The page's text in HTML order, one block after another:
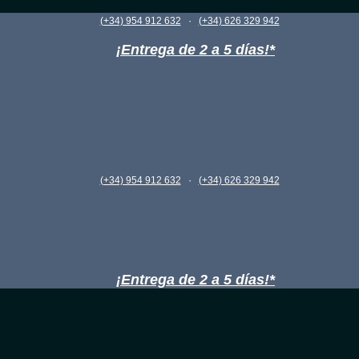
(+34) 954 912 632 · (+34) 626 329 942
¡Entrega de 2 a 5 días!*
(+34) 954 912 632 · (+34) 626 329 942
¡Entrega de 2 a 5 días!*